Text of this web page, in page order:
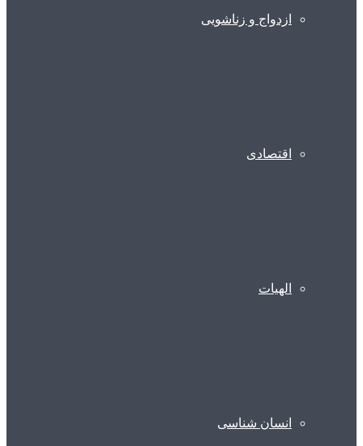
ازدواج و زناشویی
اقتصادی
الهیات
انسان شناسی